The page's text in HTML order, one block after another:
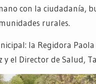
con la ciudadanía,
rurales.
la Regidora Paola
y el Director de Salud,